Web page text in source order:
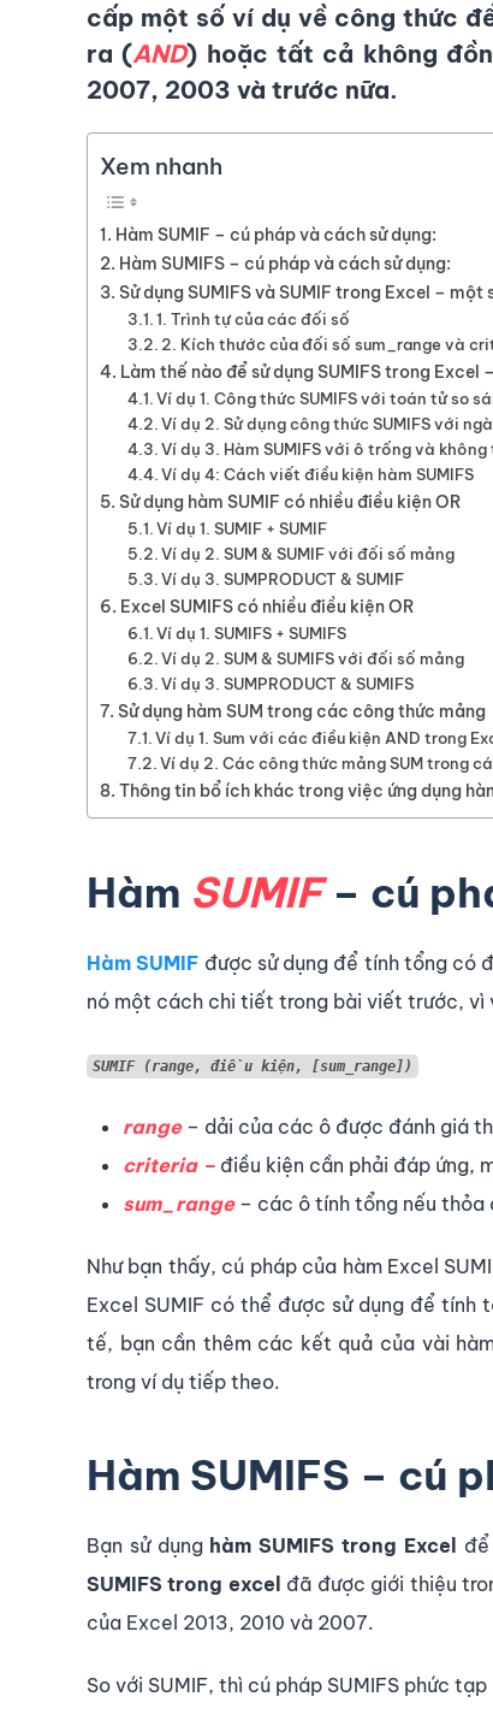
cấp một số ví dụ về công thức
ra (AND) hoặc tất cả không
2007, 2003 và trước nữa.
Xem nhanh
Hàm SUMIF – cú pháp và cách sử dụng:
Hàm SUMIFS – cú pháp và cách sử dụng:
Sử dụng SUMIFS và SUMIF trong Excel – một
1. Trình tự của các đối số
2. Kích thước của đối số sum_range và
Làm thế nào để sử dụng SUMIFS trong Excel
Ví dụ 1. Công thức SUMIFS với toán tử so
Ví dụ 2. Sử dụng công thức SUMIFS với
Ví dụ 3. Hàm SUMIFS với ô trống và
Ví dụ 4: Cách viết điều kiện hàm SUMIFS
Sử dụng hàm SUMIF có nhiều điều kiện OR
Ví dụ 1. SUMIF + SUMIF
Ví dụ 2. SUM & SUMIF với đối số mảng
Ví dụ 3. SUMPRODUCT & SUMIF
Excel SUMIFS có nhiều điều kiện OR
Ví dụ 1. SUMIFS + SUMIFS
Ví dụ 2. SUM & SUMIFS với đối số mảng
Ví dụ 3. SUMPRODUCT & SUMIFS
Sử dụng hàm SUM trong các công thức mảng
Ví dụ 1. Sum với các điều kiện AND trong
Ví dụ 2. Các công thức mảng SUM trong
Thông tin bổ ích khác trong việc ứng dụng
Hàm SUMIF– cú
Hàm SUMIF được sử dụng để tính tổng có
nó một cách chi tiết trong bài viết trước, vì
SUMIF (range, điều kiện, [sum_range])
range– dải của các ô được đánh giá
criteria – điều kiện cần phải đáp ứng,
sum_range– các ô tính tổng nếu thỏa
Như bạn thấy, cú pháp của hàm Excel
Excel SUMIF có thể được sử dụng để
tế, bạn cần thêm các kết quả của vài
trong ví dụ tiếp theo.
Hàm SUMIFS – cú
Bạn sử dụnghàm SUMIFS trong Excel
SUMIFS trong excel đã được giới thiệu
của Excel 2013, 2010 và 2007.
So với SUMIF, thì cú pháp SUMIFS phức